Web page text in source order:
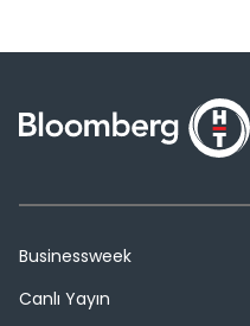
Businessweek
Canlı Yayın